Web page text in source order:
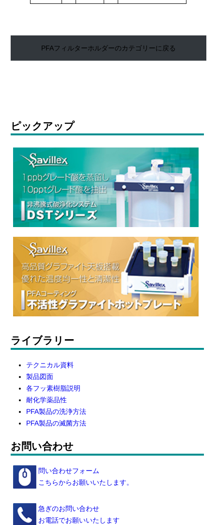
PFAフィルターホルダーのカテゴリーに戻る
ピックアップ
ライブラリー
テクニカル資料
製品図面
各フッ素樹脂説明
耐化学薬品性
PFA製品の洗浄方法
PFA製品の滅菌方法
お問い合わせ
問い合わせフォーム
こちらからお願いいたします。
急ぎのお問い合わせ
お電話でお願いいたします